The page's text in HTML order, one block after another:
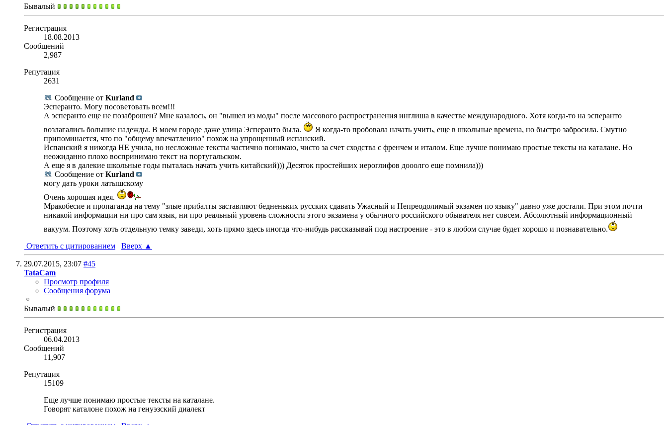
Бывалый
Регистрация
18.08.2013
Сообщений
2,987
Репутация
2631
Сообщение от Kurland
Эсперанто. Могу посоветовать всем!!!
А эсперанто еще не позаброшен? Мне казалось, он "вышел из моды" после массового распространения инглиша в качестве международного. Хотя когда-то на эсперанто
возлагались большие надежды. В моем городе даже улица Эсперанто была.
Я когда-то пробовала начать учить, еще в школьные времена, но быстро забросила. Смутно
припоминается, что по "общему впечатлению" похож на упрощенный испанский.
Испанский я никогда НЕ учила, но несложные тексты частично понимаю, чисто за счет сходства с френчем и италом. Еще лучше понимаю простые тексты на каталане. Но
неожиданно плохо воспринимаю текст на португальском.
А еще я в далекие школьные годы пыталась начать учить китайский))) Десяток простейших иероглифов дооолго еще помнила)))
Сообщение от Kurland
могу дать уроки латышскому
Очень хорошая идея.
Мракобесие и пропаганда на тему "злые прибалты заставляют бедненьких русских сдавать Ужасный и Непреодолимый экзамен по языку" давно уже достали. При этом почти
никакой информации ни про сам язык, ни про реальный уровень сложности этого экзамена у обычного российского обывателя нет совсем. Абсолютный информационный
вакуум. Поэтому хоть отдельную темку заведи, хоть прямо здесь иногда что-нибудь рассказывай под настроение - это в любом случае будет хорошо и познавательно.
Ответить с цитированием
Вверх ▲
29.07.2015, 23:07 #45
TataCam
Просмотр профиля
Сообщения форума
Бывалый
Регистрация
06.04.2013
Сообщений
11,907
Репутация
15109
Еще лучше понимаю простые тексты на каталане.
Говорят каталоне похож на генуэзский диалект